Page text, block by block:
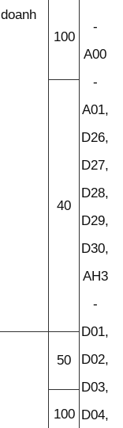
-
A00
-
A01,
D26,
D27,
D28,
D29,
D30,
AH3
-
D01,
D02,
D03,
D04,
doanh
100
40
50
100